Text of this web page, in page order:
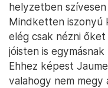
helyzetben
Mindketten iszonyú
elég csak nézni
jóisten is
Ehhez képest
valahogy nem